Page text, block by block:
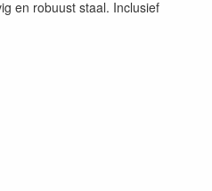
en robuust staal. Inclusief